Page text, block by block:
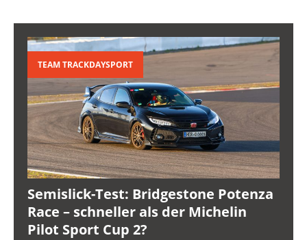
TEAM TRACKDAYSPORT
Semislick-Test: Bridgestone Potenza
Race – schneller als der Michelin
Pilot Sport Cup 2?